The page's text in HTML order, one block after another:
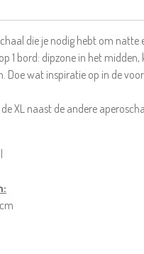
die je nodig hebt om natte
1 bord: dipzone in het midden,
Doe wat inspiratie op in de
XL naast de andere